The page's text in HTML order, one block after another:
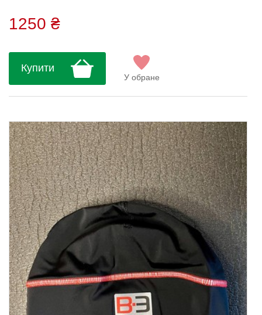
1250 ₴
Купити
У обране